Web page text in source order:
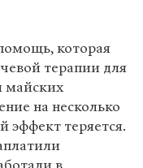
которая
терапии для
майских
на несколько
эффект теряется.